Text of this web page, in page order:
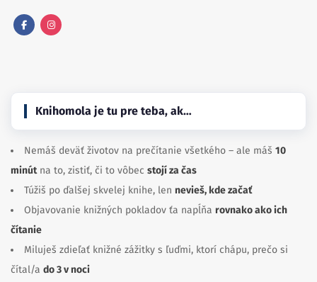
Knihomola je tu pre teba, ak…
Nemáš deväť životov na prečítanie všetkého – ale máš 10
minútna to, zistiť, či to vôbec stojí za čas
Túžiš po ďalšej skvelej knihe, len nevieš, kde začať
Objavovanie knižných pokladov ťa napĺňa rovnako ako ich
čítanie
Miluješ zdieľať knižné zážitky s ľuďmi, ktorí chápu, prečo si
čítal/a do 3 v noci